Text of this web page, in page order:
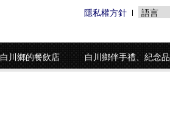
隱私權方針
白川鄉的餐飲店 白川鄉伴手禮、紀念品